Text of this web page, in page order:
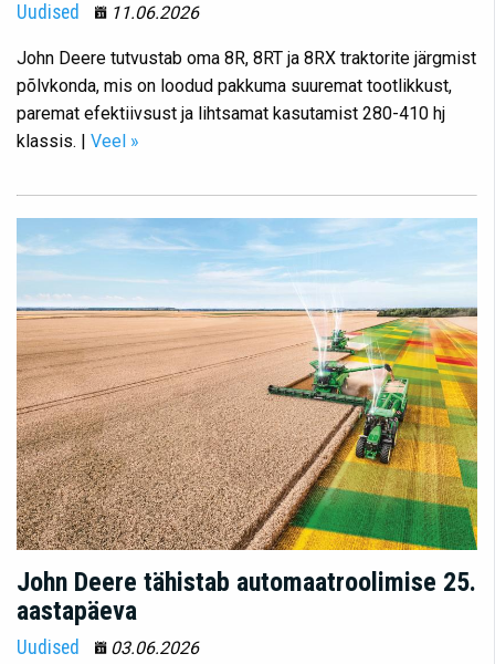
Uudised 11.06.2026
John Deere tutvustab oma 8R, 8RT ja 8RX traktorite järgmist
põlvkonda, mis on loodud pakkuma suuremat tootlikkust,
paremat efektiivsust ja lihtsamat kasutamist 280-410 hj
klassis. | Veel »
John Deere tähistab automaatroolimise 25.
aastapäeva
Uudised 03.06.2026